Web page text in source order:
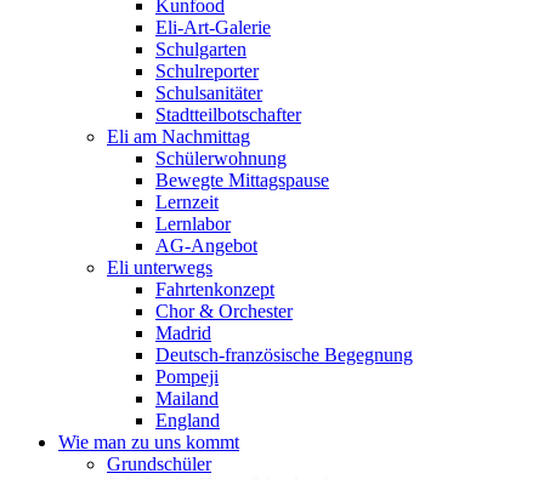
Kunfood
Eli-Art-Galerie
Schulgarten
Schulreporter
Schulsanitäter
Stadtteilbotschafter
Eli am Nachmittag
Schülerwohnung
Bewegte Mittagspause
Lernzeit
Lernlabor
AG-Angebot
Eli unterwegs
Fahrtenkonzept
Chor & Orchester
Madrid
Deutsch-französische Begegnung
Pompeji
Mailand
England
Wie man zu uns kommt
Grundschüler